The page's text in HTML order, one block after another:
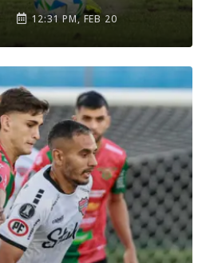
12:31 PM, FEB 20